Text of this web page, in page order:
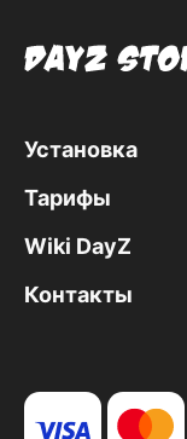
Установка
Тарифы
Wiki DayZ
Контакты